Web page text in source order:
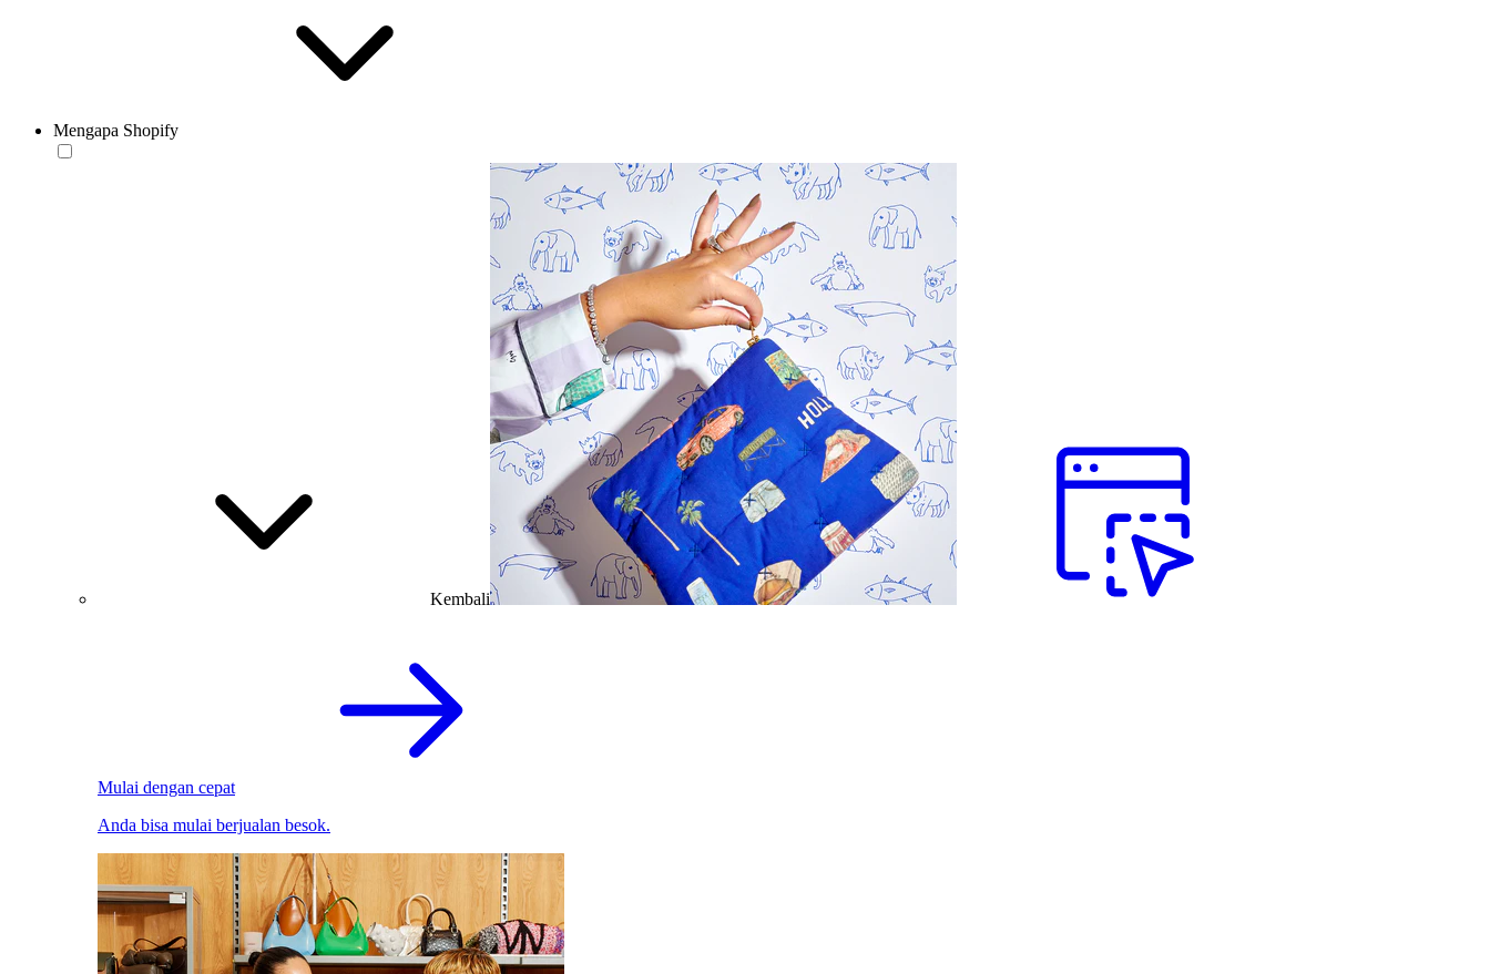
Mengapa Shopify
Kembali
Mulai dengan cepat
Anda bisa mulai berjualan besok.